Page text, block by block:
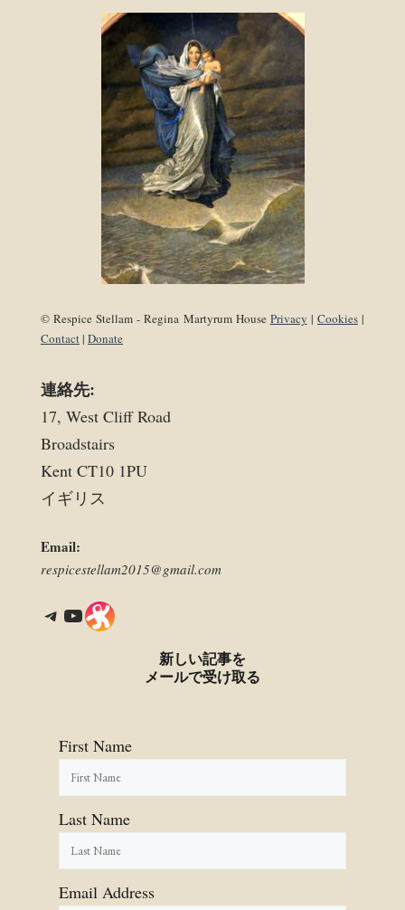
© Respice Stellam - Regina Martyrum House Privacy | Cookies|
Contact| Donate
連絡先:
17, West Cliff Road
Broadstairs
Kent CT10 1PU
イギリス
Email:
respicestellam2015@gmail.com
Telegram YouTube Link
新しい記事を
メールで受け取る
First Name
Last Name
Email Address